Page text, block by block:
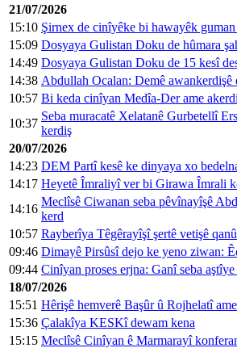
21/07/2026
15:10 Şirnex de cinîyêke bi hawayêk
15:09 Dosyaya Gulistan Doku de hûmara
14:49 Dosyaya Gulistan Doku de 15 kesî
14:38 Abdullah Ocalan: Demê awankerdişê
10:57 Bi keda cinîyan Medîa-Der ame
10:37
Seba muracatê Xelatanê Gurbetellî
kerdiş
20/07/2026
14:23 DEM Partî kesê ke dinyaya xo
14:17 Heyetê Îmraliyî ver bi Girawa Îmrali
14:16
Meclîsê Ciwanan seba pêvînayîşê
kerd
10:57 Rayberîya Têgêrayîşî şertê vetişê
09:46 Dimayê Pirsûsî dejo ke yeno ziwan:
09:44 Cinîyan proses erjna: Ganî seba
18/07/2026
15:51 Hêrişê hemverê Başûr û Rojhelatî
15:36 Çalakîya KESKî dewam kena
15:15 Meclîsê Cinîyan ê Marmarayî